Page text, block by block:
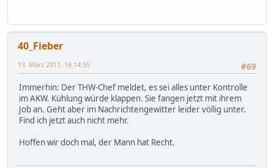
40_Fieber
#69
13. März 2011, 16:14:55
Immerhin: Der THW-Chef meldet, es sei alles unter Kontrolle
im AKW. Kühlung würde klappen. Sie fangen jetzt mit ihrem
Job an. Geht aber im Nachrichtengewitter leider völlig unter.
Find ich jetzt auch nicht mehr.
Hoffen wir doch mal, der Mann hat Recht.